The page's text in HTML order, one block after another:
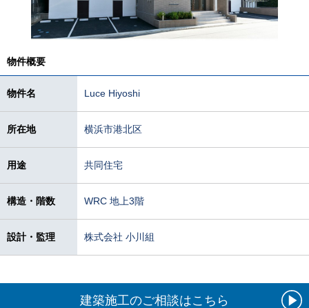
物件概要
物件名 Luce Hiyoshi
所在地 横浜市港北区
用途 共同住宅
構造・階数 WRC 地上3階
設計・監理 株式会社 小川組
建築施工のご相談はこちら